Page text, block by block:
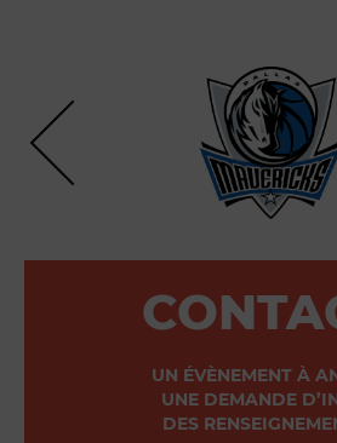
UN ÉVÈNEMENT À
UNE DEMANDE
DES